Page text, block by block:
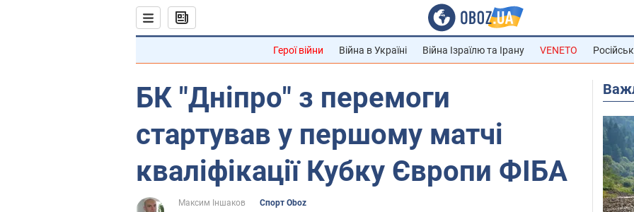
Герої війни Війна в Україні Війна Ізраїлю та Ірану VENETO
БК "Дніпро" з перемоги
стартував у першому матчі
кваліфікації Кубку Європи ФІБА
Максим Іншаков
Спорт Oboz